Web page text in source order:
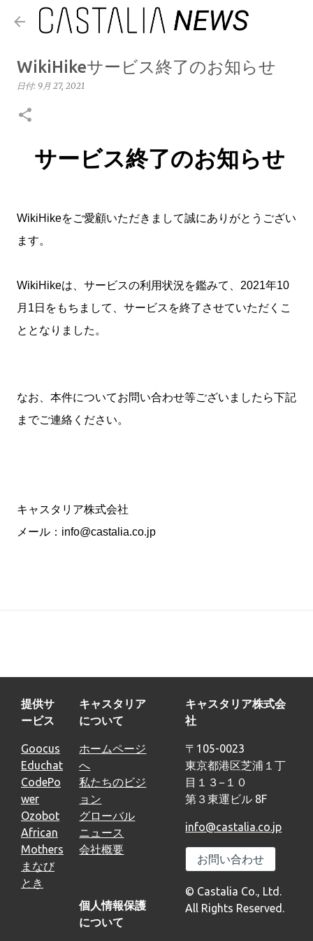
スキップしてメイン コンテンツに移動
WikiHikeサービス終了のお知らせ
日付: 9月 27, 2021
サービス終了のお知らせ
WikiHikeをご愛顧いただきまして誠にありがとうござい
ます。
WikiHikeは、サービスの利用状況を鑑みて、2021年10
月1日をもちまして、サービスを終了させていただくこ
ととなりました。
なお、本件についてお問い合わせ等ございましたら下記
までご連絡ください。
キャスタリア株式会社
メール：info@castalia.co.jp
提供サ
ービス
Goocus
Educhat
CodePo
wer
Ozobot
African
Mothers
まなび
とき
キャスタリア
について
ホームページ
へ
私たちのビジ
ョン
グローバル
ニュース
会社概要
個人情報保護
について
キャスタリア株式会
社
〒105-0023
東京都港区芝浦１丁
目１３−１０
第３東運ビル 8F
info@castalia.co.jp
お問い合わせ
© Castalia Co., Ltd.
All Rights Reserved.